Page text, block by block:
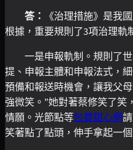
答：
《治理措施》是我
根據，重要規則了3項治理軌
一是申報軌制。規則了
提、申報主體和申報法式，
預備和報送時機會，讓我父
強微笑。”她對著蔡修笑了笑
情願。光節點等包養甜心網
笑著點了點頭，伸手拿起一